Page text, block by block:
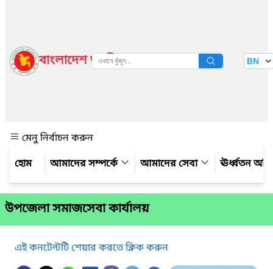
বাংলাদেশ জাতীয় তথ্য বাতায়ন BN
মেনু নির্বাচন করুন
আমাদের সম্পর্কে
আমাদের সেবা ঊর্ধ্বতন
উপজেলা সমাজসেবা কার্যালয়
এই কনটেন্টটি শেয়ার করতে ক্লিক করুন